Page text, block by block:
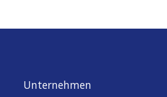
Unternehmen